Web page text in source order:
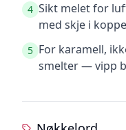
4 Sikt melet for
med skje i
5 For karamell,
smelter — vipp